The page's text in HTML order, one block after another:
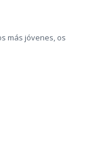
más jóvenes, os